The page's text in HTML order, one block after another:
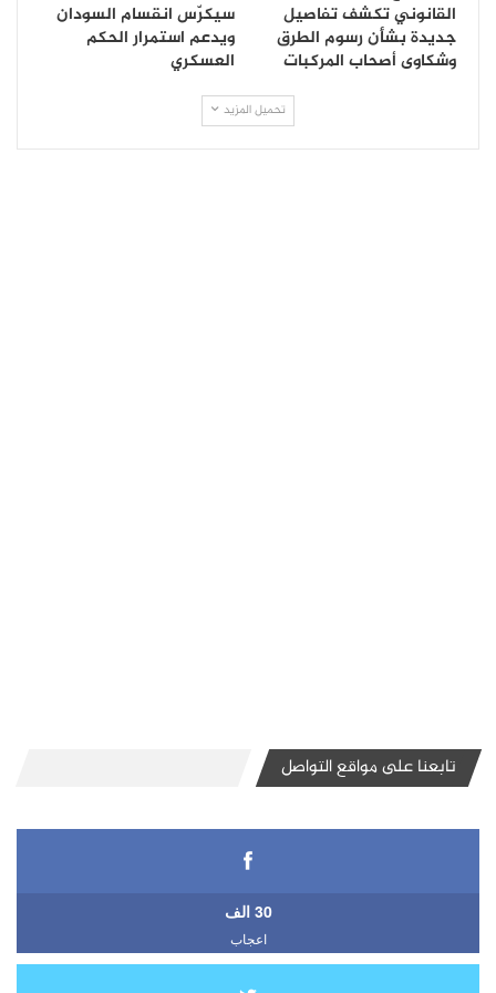
القانوني تكشف تفاصيل
جديدة بشأن رسوم الطرق
وشكاوى أصحاب المركبات
سيكرّس انقسام السودان
ويدعم استمرار الحكم
العسكري
تحميل المزيد
تابعنا على مواقع التواصل
30 الف
اعجاب